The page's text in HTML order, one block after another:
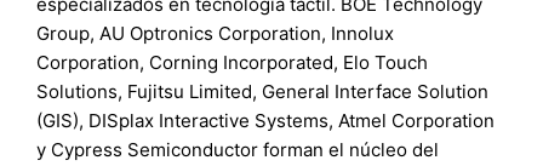
Group, AU Optronics Corporation, Innolux
Corporation, Corning Incorporated, Elo Touch
Solutions, Fujitsu Limited, General Interface Solution
(GIS), DISplax Interactive Systems, Atmel Corporation
y Cypress Semiconductor forman el núcleo del